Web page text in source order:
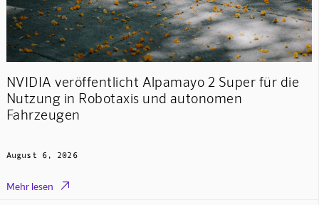
NVIDIA veröffentlicht Alpamayo 2 Super für die
Nutzung in Robotaxis und autonomen
Fahrzeugen
August 6, 2026
Mehr lesen 